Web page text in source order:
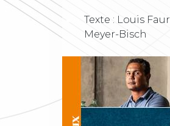
Texte : Louis
Meyer-Bisch